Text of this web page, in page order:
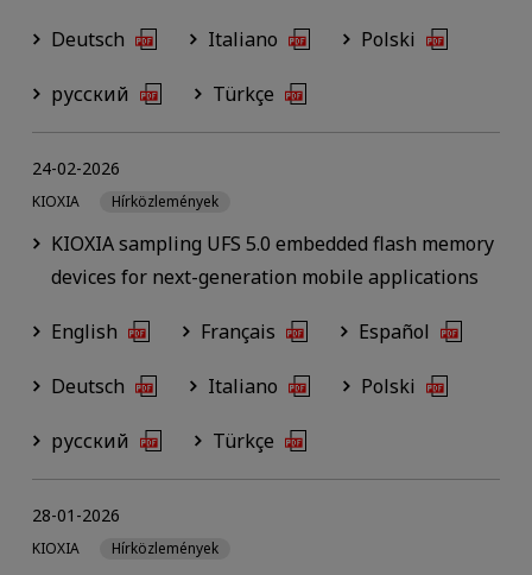
Deutsch Italiano Polski
русский Türkçe
KIOXIA sampling UFS 5.0 embedded flash memory
devices for next-generation mobile applications
24-02-2026
KIOXIA Hírközlemények
English Français Español
Deutsch Italiano Polski
русский Türkçe
28-01-2026
KIOXIA Hírközlemények